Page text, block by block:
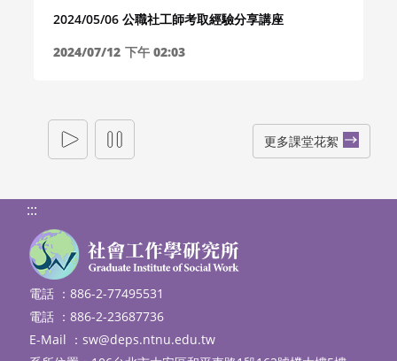
2024/05/06 公職社工師考取經驗分享講座
2024/07/12 下午 02:03
更多課堂花絮
:::
電話 ：886-2-77495531
電話 ：886-2-23687736
E-Mail ： sw@deps.ntnu.edu.tw